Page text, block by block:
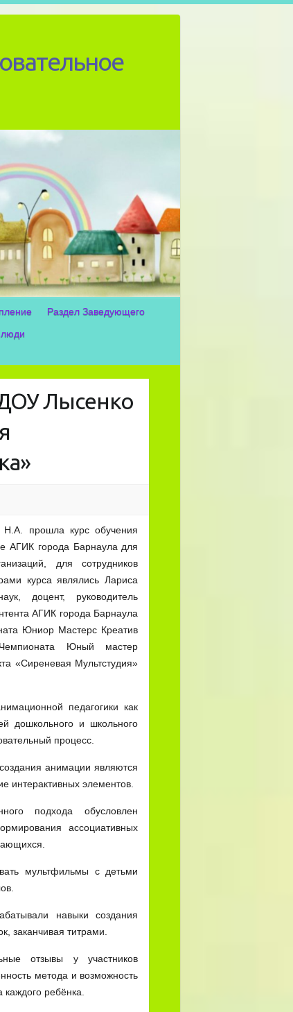
Раздел Заведующего
Лысенко
прошла курс обучения
АГИК города Барнаула для
для сотрудников
курса являлись Лариса
доцент, руководитель
АГИК города Барнаула
Юниор Мастерс Креатив
Юный мастер
«Сиреневая Мультстудия»
педагогики как
дошкольного и школьного
процесс.
анимации являются
интерактивных элементов.
подхода обусловлен
ассоциативных
мультфильмы с детьми
навыки создания
заканчивая титрами.
отзывы у участников
метода и возможность
ребёнка.